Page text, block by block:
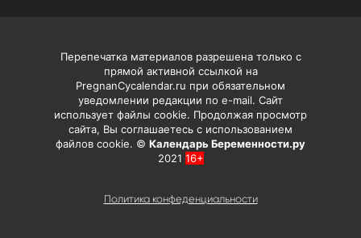
Перепечатка материалов разрешена только с
прямой активной ссылкой на
PregnanCycalendar.ru при обязательном
уведомлении редакции по e-mail. Сайт
использует файлы cookie. Продолжая просмотр
сайта, Вы соглашаетесь с использованием
файлов cookie. © Календарь Беременности.ру
2021 16+
Политика конфеденциальности